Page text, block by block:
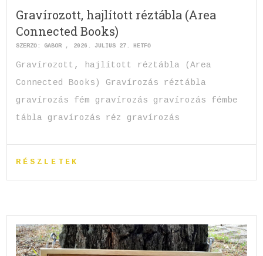
Gravírozott, hajlított réztábla (Area
Connected Books)
SZERZŐ:GABOR 2026. JÚLIUS 27. HÉTFŐ
Gravírozott, hajlított réztábla (Area
Connected Books) Gravírozás réztábla
gravírozás fém gravírozás gravírozás fémbe
tábla gravírozás réz gravírozás
RÉSZLETEK